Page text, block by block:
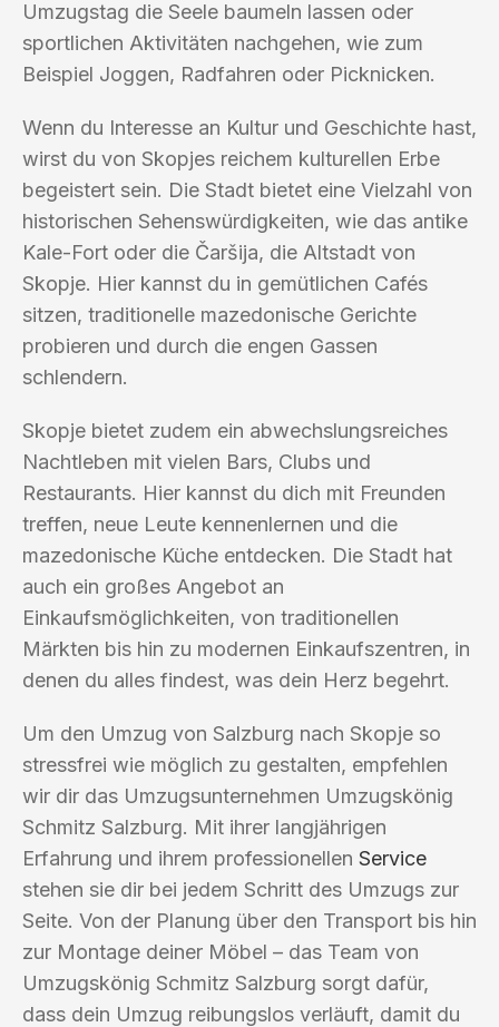
Umzugstag die Seele baumeln lassen oder
sportlichen Aktivitäten nachgehen, wie zum
Beispiel Joggen, Radfahren oder Picknicken.
Wenn du Interesse an Kultur und Geschichte hast,
wirst du von Skopjes reichem kulturellen Erbe
begeistert sein. Die Stadt bietet eine Vielzahl von
historischen Sehenswürdigkeiten, wie das antike
Kale-Fort oder die Čaršija, die Altstadt von
Skopje. Hier kannst du in gemütlichen Cafés
sitzen, traditionelle mazedonische Gerichte
probieren und durch die engen Gassen
schlendern.
Skopje bietet zudem ein abwechslungsreiches
Nachtleben mit vielen Bars, Clubs und
Restaurants. Hier kannst du dich mit Freunden
treffen, neue Leute kennenlernen und die
mazedonische Küche entdecken. Die Stadt hat
auch ein großes Angebot an
Einkaufsmöglichkeiten, von traditionellen
Märkten bis hin zu modernen Einkaufszentren, in
denen du alles findest, was dein Herz begehrt.
Um den Umzug von Salzburg nach Skopje so
stressfrei wie möglich zu gestalten, empfehlen
wir dir das Umzugsunternehmen Umzugskönig
Schmitz Salzburg. Mit ihrer langjährigen
Erfahrung und ihrem professionellen Service
stehen sie dir bei jedem Schritt des Umzugs zur
Seite. Von der Planung über den Transport bis hin
zur Montage deiner Möbel – das Team von
Umzugskönig Schmitz Salzburg sorgt dafür,
dass dein Umzug reibungslos verläuft, damit du